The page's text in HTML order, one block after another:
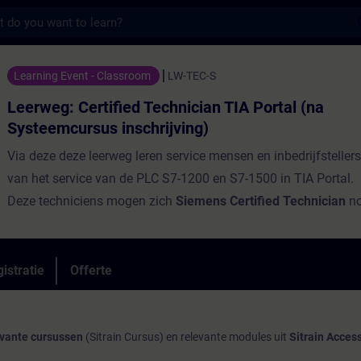
Technician TIA Portal (na
Learning Event - Classroom LW-TEC-S
Leerweg: Certified Technician TIA Portal (na
Systeemcursus inschrijving)
Via deze deze leerweg leren service mensen en
van het service van de PLC S7-1200 en S7-1500 in TIA Portal.
Deze techniciens mogen zich Siemens Certified Technician
Als u zich inschrijft voor deze leerweg overleggen we met u
u deel wil nemen en hoe u de (1 jaar) Sitrain Access
Offerte
cursussen (Sitrain Cursus) en relevante modules uit Sitrain